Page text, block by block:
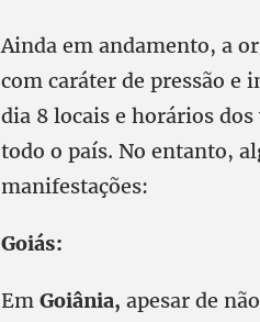
Ainda em andamento, a
com caráter de pressão e
dia 8 locais e horários
todo o país. No entanto,
manifestações:
Goiás:
Em Goiânia, apesar de